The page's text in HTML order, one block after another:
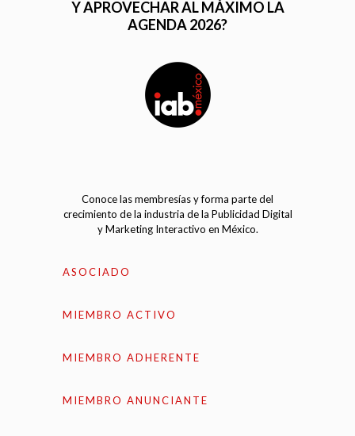
Y APROVECHAR AL MÁXIMO LA
AGENDA 2026?
Conoce las membresías y forma parte del
crecimiento de la industria de la Publicidad Digital
y Marketing Interactivo en México.
ASOCIADO
MIEMBRO ACTIVO
MIEMBRO ADHERENTE
MIEMBRO ANUNCIANTE